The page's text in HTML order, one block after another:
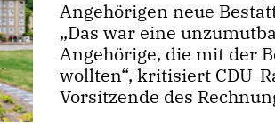
Angehörigen neue
Das war eine
Angehörige, die mit der
wollten“, kritisiert CDU-
Vorsitzende des